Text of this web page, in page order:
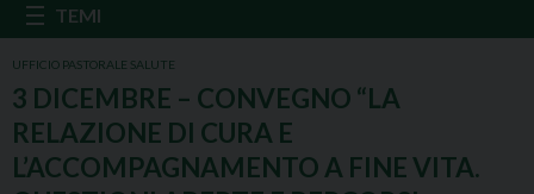
UFFICIO PASTORALE SALUTE
3 DICEMBRE – CONVEGNO “LA
RELAZIONE DI CURA E
L’ACCOMPAGNAMENTO A FINE VITA.